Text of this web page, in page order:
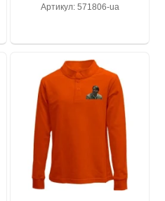
Артикул: 571806-ua